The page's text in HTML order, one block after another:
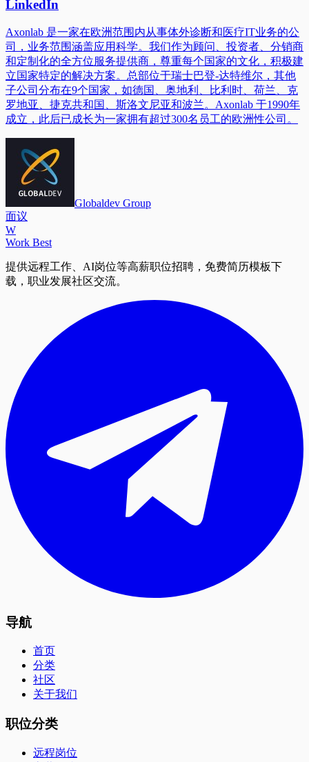
LinkedIn
Axonlab 是一家在欧洲范围内从事体外诊断和医疗IT业务的公
司，业务范围涵盖应用科学。我们作为顾问、投资者、分销商
和定制化的全方位服务提供商，尊重每个国家的文化，积极建
立国家特定的解决方案。总部位于瑞士巴登-达特维尔，其他
子公司分布在9个国家，如德国、奥地利、比利时、荷兰、克
罗地亚、捷克共和国、斯洛文尼亚和波兰。Axonlab 于1990年
成立，此后已成长为一家拥有超过300名员工的欧洲性公司。
Globaldev Group
面议
W
Work Best
提供远程工作、AI岗位等高薪职位招聘，免费简历模板下
载，职业发展社区交流。
导航
首页
分类
社区
关于我们
职位分类
远程岗位